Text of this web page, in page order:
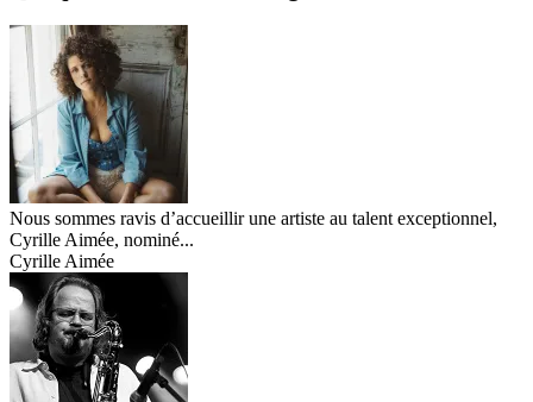
Nous sommes ravis d’accueillir une artiste au talent exceptionnel,
Cyrille Aimée, nominé...
Cyrille Aimée